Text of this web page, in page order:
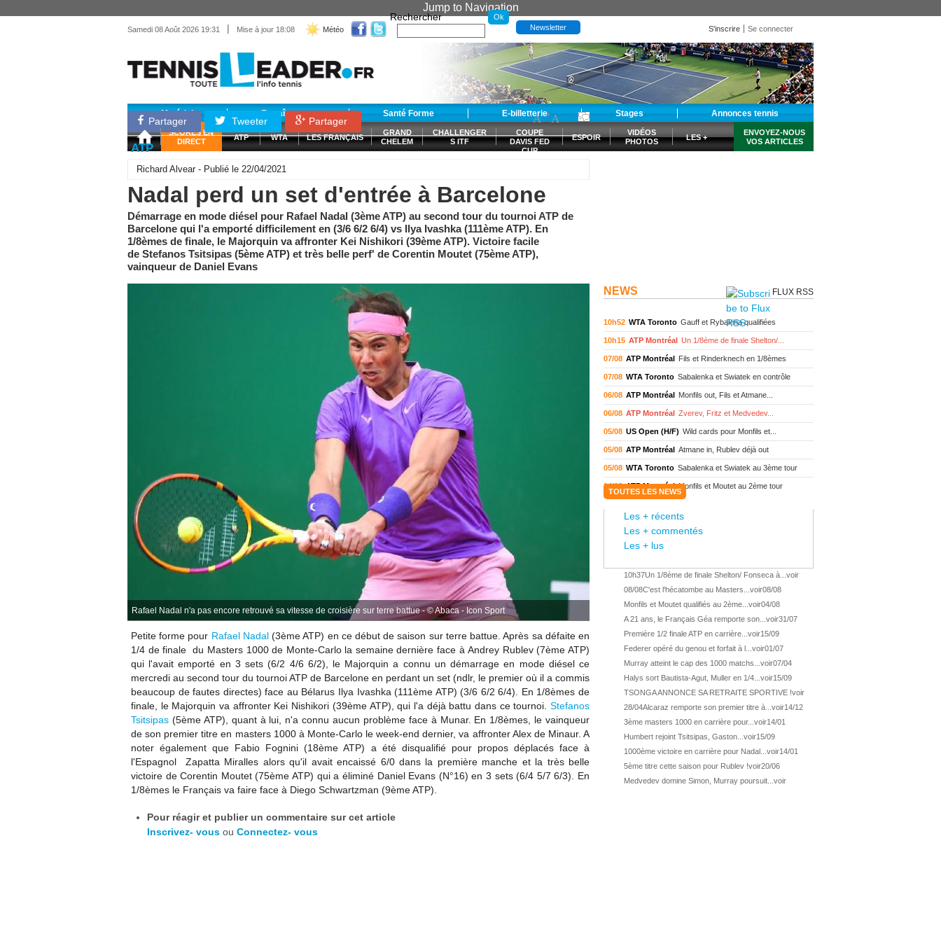
Jump to Navigation
Samedi 08 Août 2026 19:31 | Mise à jour 18:08 Météo
Rechercher
Newsletter S'inscrire Se connecter
Matériel Entraînement Santé Forme E-billetterie Stages Annonces tennis
SCORES EN
DIRECT
ATP WTA LES FRANÇAIS
GRAND
CHELEM
CHALLENGER
S ITF
COUPE
DAVIS FED
CUP
ESPOIR
VIDÉOS
PHOTOS
LES +
ENVOYEZ-NOUS
VOS ARTICLES
Partager Tweeter Partager
-A +A
ATP
Richard Alvear - Publié le 22/04/2021
Nadal perd un set d'entrée à Barcelone
Démarrage en mode diésel pour Rafael Nadal (3ème ATP) au second tour du tournoi ATP de
Barcelone qui l'a emporté difficilement en (3/6 6/2 6/4) vs Ilya Ivashka (111ème ATP). En
1/8èmes de finale, le Majorquin va affronter Kei Nishikori (39ème ATP). Victoire facile
de Stefanos Tsitsipas (5ème ATP) et très belle perf' de Corentin Moutet (75ème ATP),
vainqueur de Daniel Evans
Rafael Nadal n'a pas encore retrouvé sa vitesse de croisière sur terre battue - © Abaca - Icon Sport
Petite forme pour Rafael Nadal(3ème ATP) en ce début de saison sur terre battue. Après sa défaite en
1/4 de finale du Masters 1000 de Monte-Carlo la semaine dernière face àAndrey Rublev (7ème ATP)
qui l'avait emporté en 3 sets (6/2 4/6 6/2), le Majorquin a connu un démarrage en mode diésel ce
mercredi au second tour du tournoi ATP de Barcelone en perdant un set (ndlr, le premier où il a commis
beaucoup de fautes directes) face au Bélarus Ilya Ivashka (111ème ATP) (3/6 6/2 6/4). En 1/8èmes de
finale, le Majorquin va affronter Kei Nishikori (39ème ATP), qui l'a déjà battu dans ce tournoi. Stefanos
Tsitsipas (5ème ATP), quant à lui, n'a connu aucun problème face à Munar. En 1/8èmes, le vainqueur
deson premier titre en masters 1000 à Monte-Carlo le week-end dernier, va affronter Alex de Minaur. A
noter également que Fabio Fognini (18ème ATP) a été disqualifié pour propos déplacés face à
l'Espagnol Zapatta Miralles alors qu'il avait encaissé 6/0 dans la première manche et la très belle
victoire deCorentin Moutet (75ème ATP) qui a éliminé Daniel Evans (N°16) en 3 sets (6/4 5/7 6/3). En
1/8èmes le Français va faire face à Diego Schwartzman (9ème ATP).
Pour réagir et publier un commentaire sur cet article
Inscrivez- vous ou Connectez- vous
NEWS FLUX RSS
10h52 WTA Toronto Gauff et Rybakina qualifiées
10h15 ATP Montréal Un 1/8ème de finale Shelton/...
07/08 ATP Montréal Fils et Rinderknech en 1/8èmes
07/08 WTA Toronto Sabalenka et Swiatek en contrôle
06/08 ATP Montréal Monfils out, Fils et Atmane...
06/08 ATP Montréal Zverev, Fritz et Medvedev...
05/08 US Open (H/F) Wild cards pour Monfils et...
05/08 ATP Montréal Atmane in, Rublev déjà out
05/08 WTA Toronto Sabalenka et Swiatek au 3ème tour
04/08 ATP Montréal Monfils et Moutet au 2ème tour
WTA Wash. Eala renverse Pegula en finale
ATP Wash.
ATP Wash. Une finale Fritz/ Jodar
ATP Los Cabos Géa remporte le titre !
ATP Wash. De Minaur éliminé en 1/4
ATP Los Cabos Géa en finale !
ATP Los Cabos 1ère 1/2 finale pour Géa
ATP Wash. Pas de 1/4 pour Humbert et Atmane
WTA Washington Déjà fini pour Fernandez
ATP Washington De Minaur domine Tsitsipas
ATP Washington Fritz et Musetti en 1/8èmes
TOUTES LES NEWS
Les + récents
Les + commentés
Les + lus
10h37Un 1/8ème de finale Shelton/ Fonseca à... voir
08/08C'est l'hécatombe au Masters... voir08/08
Monfils et Moutet qualifiés au 2ème... voir04/08
A 21 ans, le Français Géa remporte son... voir31/07
Première 1/2 finale ATP en carrière... voir15/09
Federer opéré du genou et forfait à l... voir01/07
Murray atteint le cap des 1000 matchs... voir07/04
Halys sort Bautista-Agut, Muller en 1/4... voir15/09
TSONGA ANNONCE SA RETRAITE SPORTIVE !voir
28/04Alcaraz remporte son premier titre à... voir14/12
3ème masters 1000 en carrière pour... voir14/01
Humbert rejoint Tsitsipas, Gaston... voir15/09
1000ème victoire en carrière pour Nadal... voir14/01
5ème titre cette saison pour Rublev !voir20/06
Medvedev domine Simon, Murray poursuit... voir